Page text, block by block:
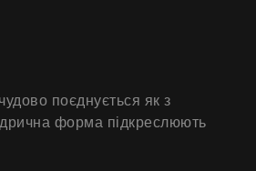
поєднується як з
форма підкреслюють